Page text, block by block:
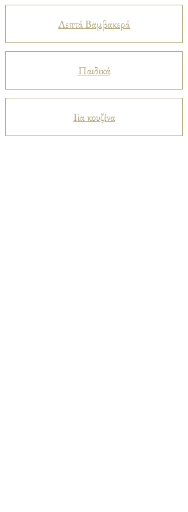
Λεπτά Βαμβακερά
Παιδικά
Για κουζίνα